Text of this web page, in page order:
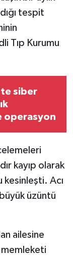
tespit
Tıp Kurumu
siber
operasyon
kayıp olarak
kesinleşti. Acı
üzüntü
ailesine
memleketi